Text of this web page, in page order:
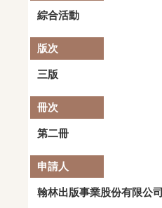
綜合活動
三版
第二冊
翰林出版事業股份有限公司